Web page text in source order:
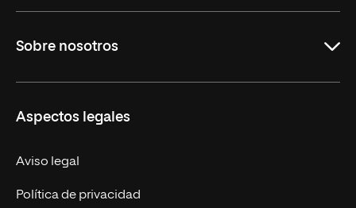
Formación Continua
Sobre nosotros
Trabaja en UNIR
Actualidad
Contáctanos
Aspectos legales
Aviso legal
Política de privacidad